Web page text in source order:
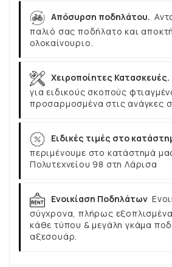
Απόσυρση ποδηλάτου.
παλιό σας ποδήλατο και
ολοκαίνουριο.
Χειροποίητες Κατασκευές.
για ειδικούς σκοπούς
προσαρμοσμένα στις ανάγκες
Ειδικές τιμές στο
περιμένουμε στο κατάστημά
Πολυτεχνείου 98 στη Λάρισα
Ενοικίαση Ποδηλάτων
σύγχρονα, πλήρως
κάθε τύπου & μεγάλη γκάμα
αξεσουάρ.